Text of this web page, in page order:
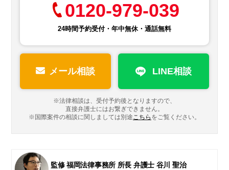
0120-979-039
24時間予約受付・年中無休・通話無料
メール相談 LINE相談
※法律相談は、受付予約後となりますので、
直接弁護士にはお繋ぎできません。
※国際案件の相談に関しましては別途こちら をご覧ください。
監修 福岡法律事務所 所長 弁護士 谷川 聖治